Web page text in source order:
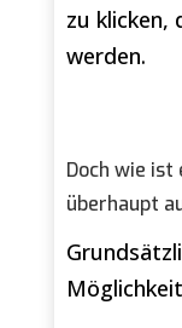
zu
werden.
Doch wie ist
überhaupt